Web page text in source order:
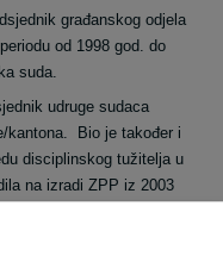
građanskog odjela
od 1998 god. do
suda.
udruge sudaca
kantona. Bio je također i
disciplinskog tužitelja u
na izradi ZPP iz 2003
je sastavljao ispitna